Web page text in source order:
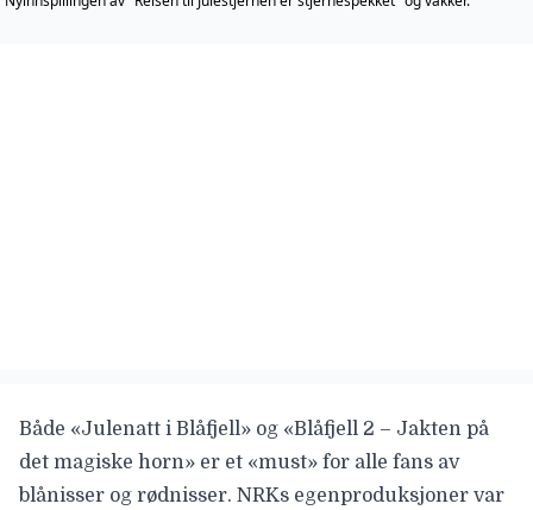
Både «Julenatt i Blåfjell» og «Blåfjell 2 – Jakten på
det magiske horn» er et «must» for alle fans av
blånisser og rødnisser. NRKs egenproduksjoner var